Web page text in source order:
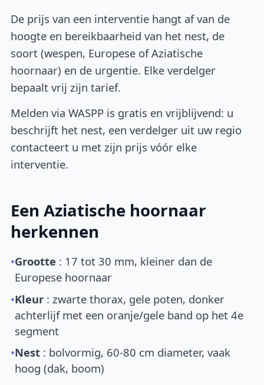
De prijs van een interventie hangt af van de
hoogte en bereikbaarheid van het nest, de
soort (wespen, Europese of Aziatische
hoornaar) en de urgentie. Elke verdelger
bepaalt vrij zijn tarief.
Melden via WASPP is gratis en vrijblijvend: u
beschrijft het nest, een verdelger uit uw regio
contacteert u met zijn prijs vóór elke
interventie.
Een Aziatische hoornaar
herkennen
•Grootte : 17 tot 30 mm, kleiner dan de
Europese hoornaar
•Kleur : zwarte thorax, gele poten, donker
achterlijf met een oranje/gele band op het 4e
segment
•Nest : bolvormig, 60-80 cm diameter, vaak
hoog (dak, boom)